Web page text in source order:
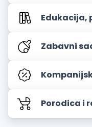
Edukacija,
Zabavni
Porodica i